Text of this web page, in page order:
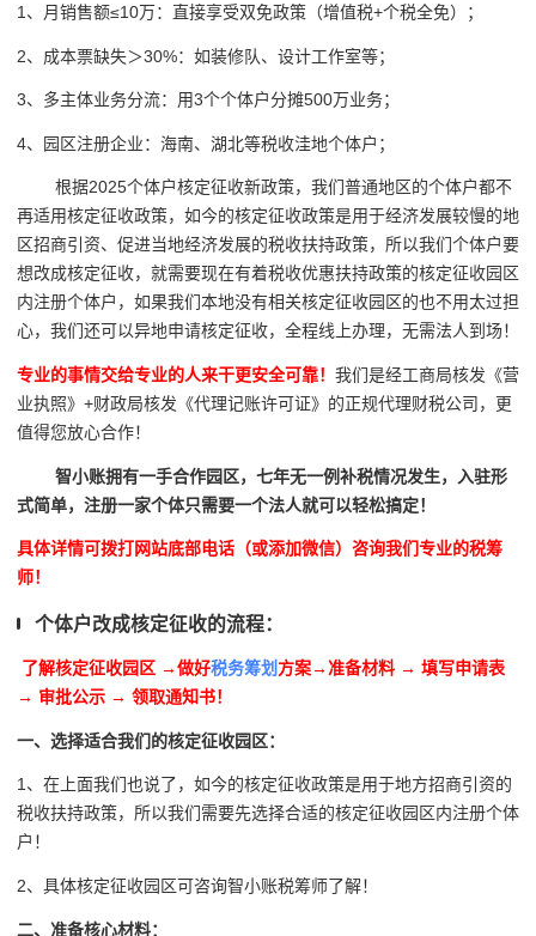
1、月销售额≤10万：直接享受双免政策（增值税+个税全免）；
2、成本票缺失＞30%：如装修队、设计工作室等；
3、多主体业务分流：用3个个体户分摊500万业务；
4、园区注册企业：海南、湖北等税收洼地个体户；
根据2025个体户核定征收新政策，我们普通地区的个体户都不
再适用核定征收政策，如今的核定征收政策是用于经济发展较慢的地
区招商引资、促进当地经济发展的税收扶持政策，所以我们个体户要
想改成核定征收，就需要现在有着税收优惠扶持政策的核定征收园区
内注册个体户，如果我们本地没有相关核定征收园区的也不用太过担
心，我们还可以异地申请核定征收，全程线上办理，无需法人到场！
专业的事情交给专业的人来干更安全可靠！ 我们是经工商局核发《营
业执照》+财政局核发《代理记账许可证》的正规代理财税公司，更
值得您放心合作！
智小账拥有一手合作园区，七年无一例补税情况发生，入驻形
式简单，注册一家个体只需要一个法人就可以轻松搞定！
具体详情可拨打网站底部电话（或添加微信）咨询我们专业的税筹
师！
个体户改成核定征收的流程：
了解核定征收园区 →做好税务筹划 方案→准备材料 → 填写申请表
→ 审批公示 → 领取通知书！
一、选择适合我们的核定征收园区：
1、在上面我们也说了，如今的核定征收政策是用于地方招商引资的
税收扶持政策，所以我们需要先选择合适的核定征收园区内注册个体
户！
2、具体核定征收园区可咨询智小账税筹师了解！
二、准备核心材料：